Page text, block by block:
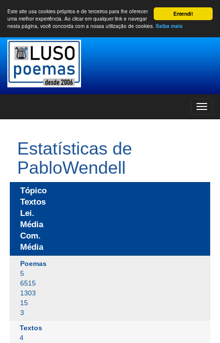
Entendi!
Este site usa cookies próprios e de terceiros para lhe oferecer
uma melhor experiência. Ao clicar em qualquer link e navegar
nesta página, você concorda com a nossa utilização de cookies. Saiba mais
Estatísticas de
PabloWendell
Tópico
Textos
Lei.
Média
Com.
Média
Poemas
5
6515
1303
15
3
Textos
4